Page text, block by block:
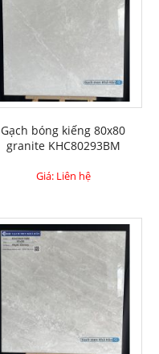
Gạch bóng kiếng 80x80
granite KHC80293BM
Giá: Liên hệ